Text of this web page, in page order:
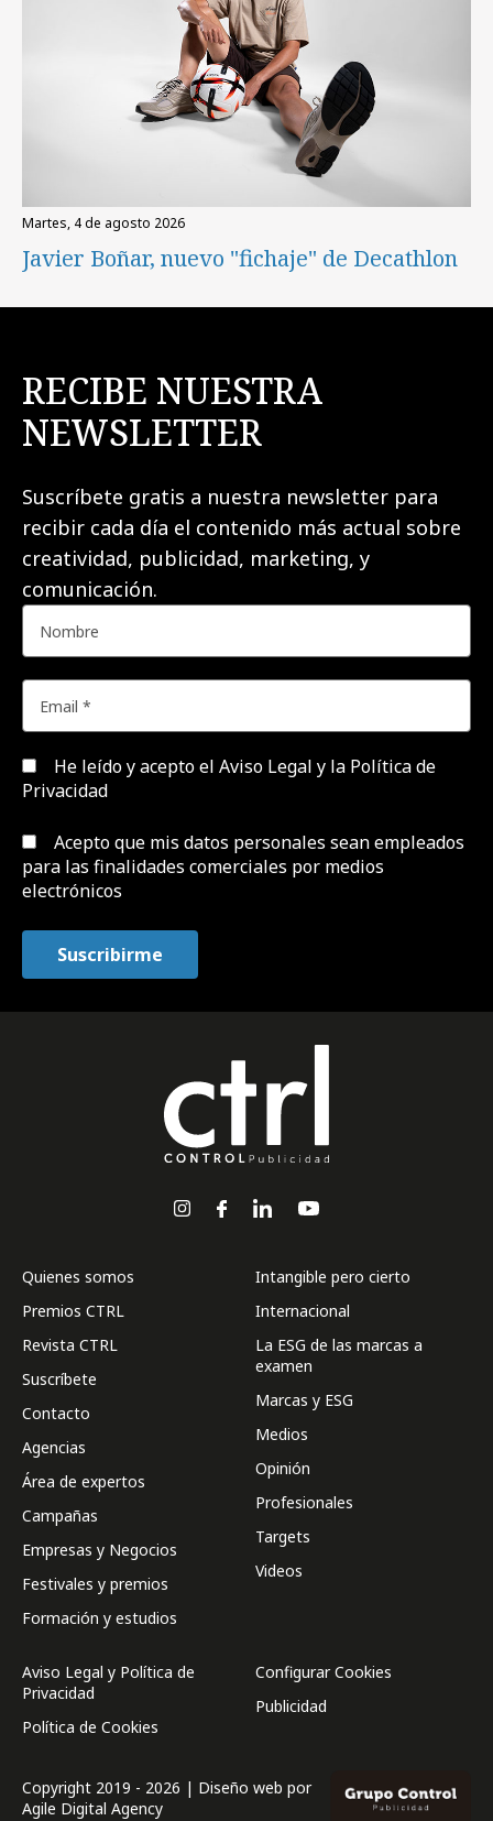
martes, 4 de agosto 2026
Javier Boñar, nuevo "fichaje" de Decathlon
RECIBE NUESTRA
NEWSLETTER
Suscríbete gratis a nuestra newsletter para
recibir cada día el contenido más actual sobre
creatividad, publicidad, marketing, y
comunicación.
He leído y acepto el Aviso Legal y la Política de
Privacidad
Acepto que mis datos personales sean empleados
para las finalidades comerciales por medios
electrónicos
Quienes somos
Premios CTRL
Revista CTRL
Suscríbete
Contacto
Agencias
Área de expertos
Campañas
Empresas y Negocios
Festivales y premios
Formación y estudios
Intangible pero cierto
Internacional
La ESG de las marcas a
examen
Marcas y ESG
Medios
Opinión
Profesionales
Targets
Videos
Aviso Legal y Política de
Privacidad
Política de Cookies
Configurar Cookies
Publicidad
Copyright 2019 - 2026 | Diseño web por
Agile Digital Agency